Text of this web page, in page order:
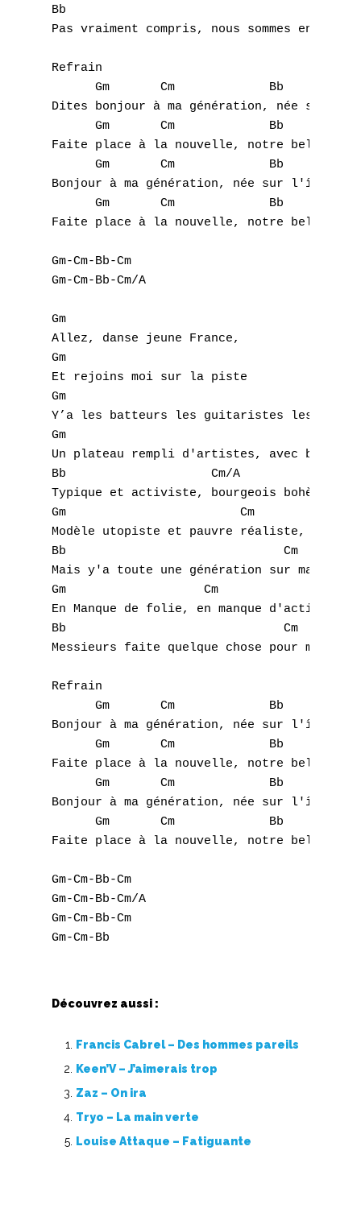
Bb				     Cm/A
Pas vraiment compris, nous sommes en
Refrain
      Gm       Cm             Bb      Cm
Dites bonjour à ma génération, née sur
      Gm       Cm             Bb      Cm/A
Faite place à la nouvelle, notre belle
      Gm       Cm             Bb      Cm
Bonjour à ma génération, née sur l'île
      Gm       Cm             Bb      Cm/A
Faite place à la nouvelle, notre belle
Gm-Cm-Bb-Cm
Gm-Cm-Bb-Cm/A
Gm
Allez, danse jeune France,
Gm
Et rejoins moi sur la piste
Gm
Y’a les batteurs les guitaristes les
Gm
Un plateau rempli d'artistes, avec
Bb                    Cm/A
Typique et activiste, bourgeois bohème
Gm                        Cm
Modèle utopiste et pauvre réaliste,
Bb				Cm
Mais y'a toute une génération sur ma liste
Gm		     Cm
En Manque de folie, en manque d'action
Bb				Cm
Messieurs faite quelque chose pour ma
Refrain
      Gm       Cm             Bb      Cm
Bonjour à ma génération, née sur l'île
      Gm       Cm             Bb      Cm/A
Faite place à la nouvelle, notre belle
      Gm       Cm             Bb      Cm
Bonjour à ma génération, née sur l'île
      Gm       Cm             Bb      Cm/A
Faite place à la nouvelle, notre belle
Gm-Cm-Bb-Cm
Gm-Cm-Bb-Cm/A
Gm-Cm-Bb-Cm
Découvrez aussi :
Francis Cabrel – Des hommes pareils
Keen’V – J’aimerais trop
Zaz – On ira
Tryo – La main verte
Louise Attaque – Fatiguante
H
J
K
R
S
T
U
V
W
X
Y
Nouvelles tabs
Top 100
Accords de guitare